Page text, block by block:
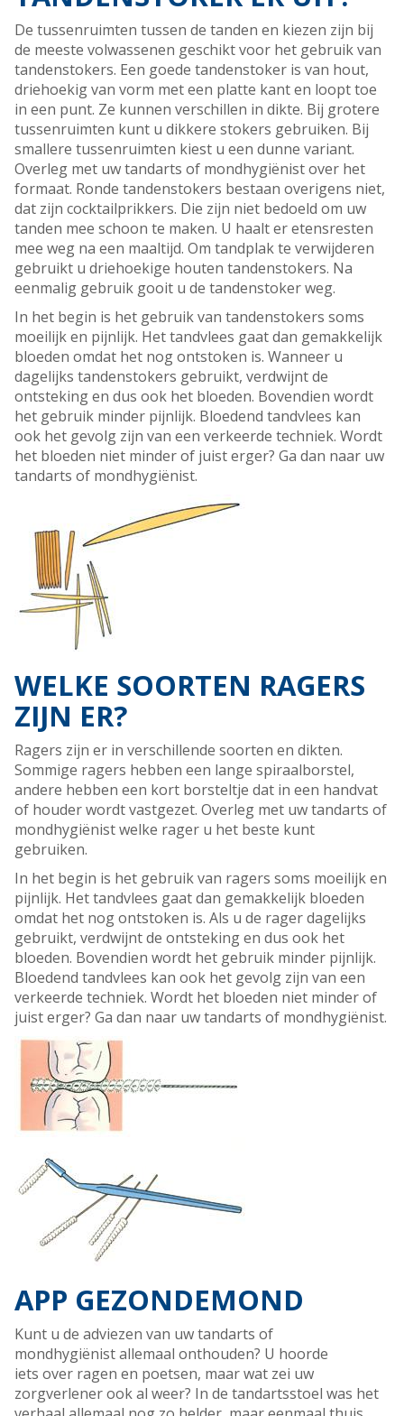
De tussenruimten tussen de tanden en kiezen zijn bij
de meeste volwassenen geschikt voor het gebruik van
tandenstokers. Een goede tandenstoker is van hout,
driehoekig van vorm met een platte kant en loopt toe
in een punt. Ze kunnen verschillen in dikte. Bij grotere
tussenruimten kunt u dikkere stokers gebruiken. Bij
smallere tussenruimten kiest u een dunne variant.
Overleg met uw tandarts of mondhygiënist over het
formaat. Ronde tandenstokers bestaan overigens niet,
dat zijn cocktailprikkers. Die zijn niet bedoeld om uw
tanden mee schoon te maken. U haalt er etensresten
mee weg na een maaltijd. Om tandplak te verwijderen
gebruikt u driehoekige houten tandenstokers. Na
eenmalig gebruik gooit u de tandenstoker weg.
In het begin is het gebruik van tandenstokers soms
moeilijk en pijnlijk. Het tandvlees gaat dan gemakkelijk
bloeden omdat het nog ontstoken is. Wanneer u
dagelijks tandenstokers gebruikt, verdwijnt de
ontsteking en dus ook het bloeden. Bovendien wordt
het gebruik minder pijnlijk. Bloedend tandvlees kan
ook het gevolg zijn van een verkeerde techniek. Wordt
het bloeden niet minder of juist erger? Ga dan naar uw
tandarts of mondhygiënist.
WELKE SOORTEN RAGERS
ZIJN ER?
Ragers zijn er in verschillende soorten en dikten.
Sommige ragers hebben een lange spiraalborstel,
andere hebben een kort borsteltje dat in een handvat
of houder wordt vastgezet. Overleg met uw tandarts of
mondhygiënist welke rager u het beste kunt
gebruiken.
In het begin is het gebruik van ragers soms moeilijk en
pijnlijk. Het tandvlees gaat dan gemakkelijk bloeden
omdat het nog ontstoken is. Als u de rager dagelijks
gebruikt, verdwijnt de ontsteking en dus ook het
bloeden. Bovendien wordt het gebruik minder pijnlijk.
Bloedend tandvlees kan ook het gevolg zijn van een
verkeerde techniek. Wordt het bloeden niet minder of
juist erger? Ga dan naar uw tandarts of mondhygiënist.
APP GEZONDEMOND
Kunt u de adviezen van uw tandarts of
mondhygiënist allemaal onthouden? U hoorde
iets over ragen en poetsen, maar wat zei uw
zorgverlener ook al weer? In de tandartsstoel was het